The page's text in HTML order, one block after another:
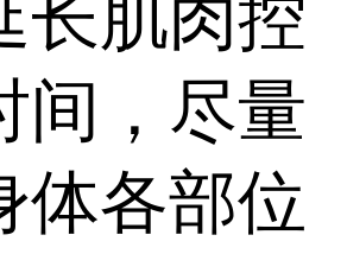
长肌肉控
间，尽量
体各部位